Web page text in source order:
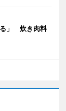
る」 炊き肉料